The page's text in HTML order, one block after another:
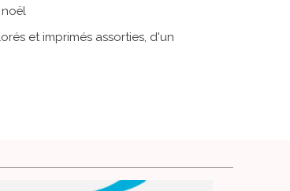
et imprimés assorties, d'un